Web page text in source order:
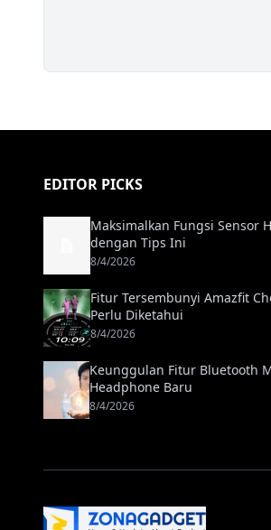
EDITOR PICKS
Maksimalkan Fungsi Sensor
dengan Tips Ini
8/4/2026
Fitur Tersembunyi Amazfit
Perlu Diketahui
8/4/2026
Keunggulan Fitur Bluetooth
Headphone Baru
8/4/2026